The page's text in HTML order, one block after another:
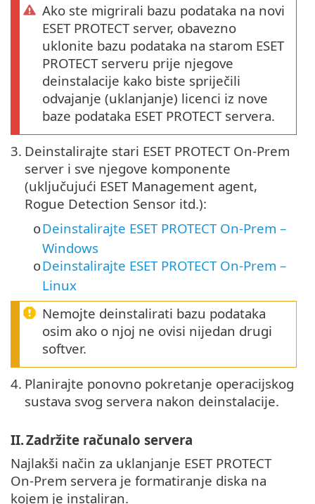
Ako ste migrirali bazu podataka na novi
ESET PROTECT server, obavezno
uklonite bazu podataka na starom ESET
PROTECT serveru prije njegove
deinstalacije kako biste spriječili
odvajanje (uklanjanje) licenci iz nove
baze podataka ESET PROTECT servera.
3. Deinstalirajte stari ESET PROTECT On-Prem
server i sve njegove komponente
(uključujući ESET Management agent,
Rogue Detection Sensor itd.):
oDeinstalirajte ESET PROTECT On-Prem –
Windows
oDeinstalirajte ESET PROTECT On-Prem –
Linux
Nemojte deinstalirati bazu podataka
osim ako o njoj ne ovisi nijedan drugi
softver.
4. Planirajte ponovno pokretanje operacijskog
sustava svog servera nakon deinstalacije.
II.Zadržite računalo servera
Najlakši način za uklanjanje ESET PROTECT
On-Prem servera je formatiranje diska na
kojem je instaliran.